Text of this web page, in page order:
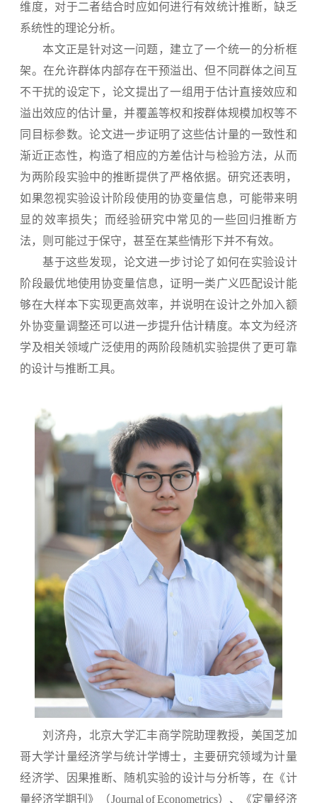
维度，对于二者结合时应如何进行有效统计推断，缺乏
系统性的理论分析。
本文正是针对这一问题，建立了一个统一的分析框
架。在允许群体内部存在干预溢出、但不同群体之间互
不干扰的设定下，论文提出了一组用于估计直接效应和
溢出效应的估计量，并覆盖等权和按群体规模加权等不
同目标参数。论文进一步证明了这些估计量的一致性和
渐近正态性，构造了相应的方差估计与检验方法，从而
为两阶段实验中的推断提供了严格依据。研究还表明，
如果忽视实验设计阶段使用的协变量信息，可能带来明
显的效率损失；而经验研究中常见的一些回归推断方
法，则可能过于保守，甚至在某些情形下并不有效。
基于这些发现，论文进一步讨论了如何在实验设计
阶段最优地使用协变量信息，证明一类广义匹配设计能
够在大样本下实现更高效率，并说明在设计之外加入额
外协变量调整还可以进一步提升估计精度。本文为经济
学及相关领域广泛使用的两阶段随机实验提供了更可靠
的设计与推断工具。
刘济舟，北京大学汇丰商学院助理教授，美国芝加
哥大学计量经济学与统计学博士，主要研究领域为计量
经济学、因果推断、随机实验的设计与分析等，在《计
量经济学期刊》（Journal of Econometrics）、《定量经济